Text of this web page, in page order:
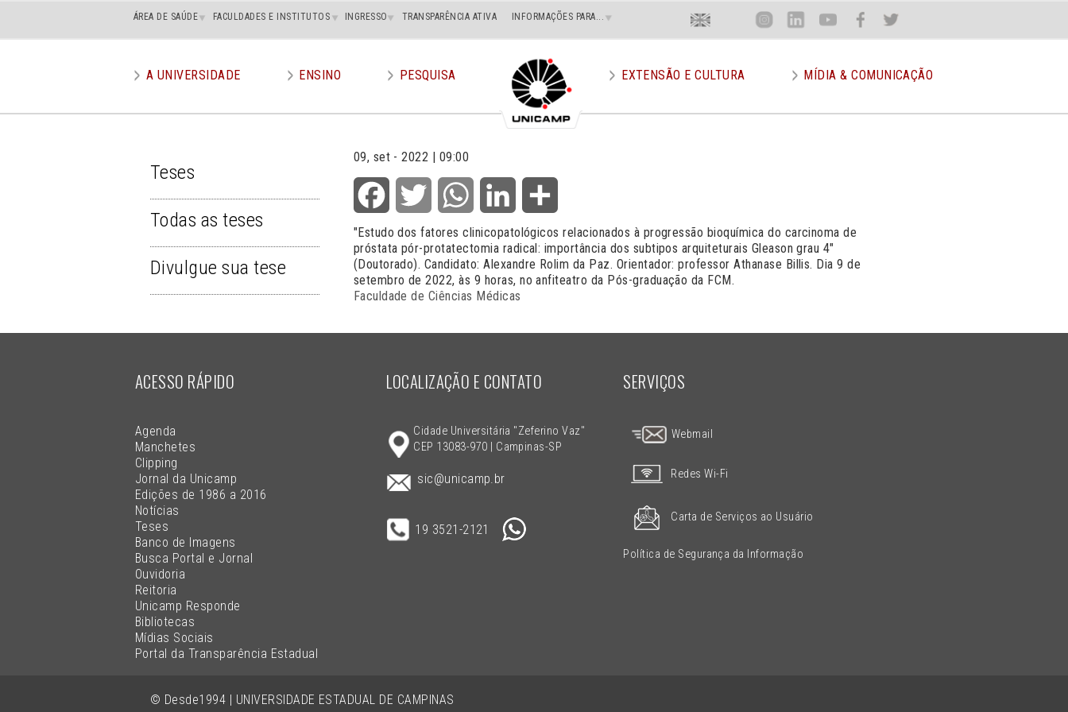
Main
superior
ÁREA DE SAÚDE FACULDADES E INSTITUTOS INGRESSO TRANSPARÊNCIA ATIVA INFORMAÇÕES PARA... Menu
Superior
Direito
En Inst Lin You Face Twit
menu
A UNIVERSIDADE ENSINO PESQUISA EXTENSÃO E CULTURA MÍDIA & COMUNICAÇÃO
TESES
Teses
Todas as teses
Divulgue sua tese
09, set - 2022 | 09:00
Facebook Twitter WhatsApp LinkedIn
"Estudo dos fatores clinicopatológicos relacionados à progressão bioquímica do carcinoma de
próstata pór-protatectomia radical: importância dos subtipos arquiteturais Gleason grau 4"
(Doutorado). Candidato: Alexandre Rolim da Paz. Orientador: professor Athanase Billis. Dia 9 de
setembro de 2022, às 9 horas, no anfiteatro da Pós-graduação da FCM.
Faculdade de Ciências Médicas
© Desde1994 | UNIVERSIDADE ESTADUAL DE CAMPINAS
ACESSO RÁPIDO
Agenda
Manchetes
Clipping
Jornal da Unicamp
Edições de 1986 a 2016
Notícias
Teses
Banco de Imagens
Busca Portal e Jornal
Ouvidoria
Reitoria
Unicamp Responde
Bibliotecas
Mídias Sociais
Portal da Transparência Estadual
LOCALIZAÇÃO E CONTATO
Cidade Universitária "Zeferino Vaz"
CEP 13083-970 | Campinas-SP
sic@unicamp.br
19 3521-2121
SERVIÇOS
Webmail
Redes Wi-Fi
Carta de Serviços ao Usuário
Política de Segurança da Informação